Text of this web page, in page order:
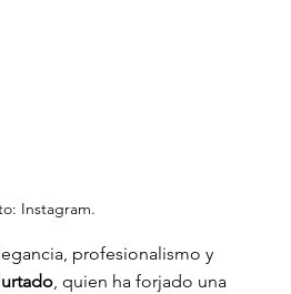
Instagram.
profesionalismo y
, quien ha forjado una